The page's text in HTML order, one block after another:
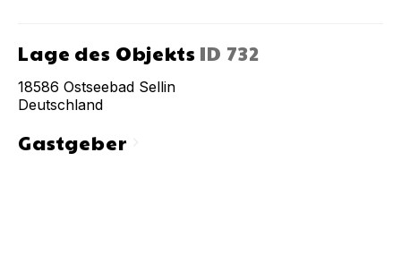
Lage des Objekts ID 732
18586 Ostseebad Sellin
Deutschland
Gastgeberchevron_right